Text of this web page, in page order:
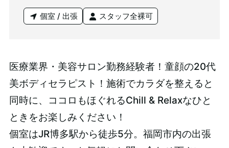
個室 / 出張 スタッフ全裸可
医療業界・美容サロン勤務経験者！童顔の20代
美ボディセラピスト！施術でカラダを整えると
同時に、ココロもほぐれるChill & Relaxなひと
ときをお楽しみください！
個室はJR博多駅から徒歩5分。福岡市内の出張